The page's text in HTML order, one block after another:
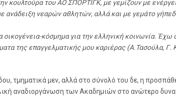
κουλτούρα του ΑΟ ΣΠΟΡΤΙΓΚ, με γεμίζουν με
νεαρών αθλητών, αλλά και με γεμάτο
κόσμημα για την ελληνική κοινωνία.
της επαγγελματικής μου καριέρας (Α.Τασούλα,
τμηματικά μεν, αλλά στο σύνολό του δε, η
αναδιοργάνωση των Ακαδημιών στο ανώτερο